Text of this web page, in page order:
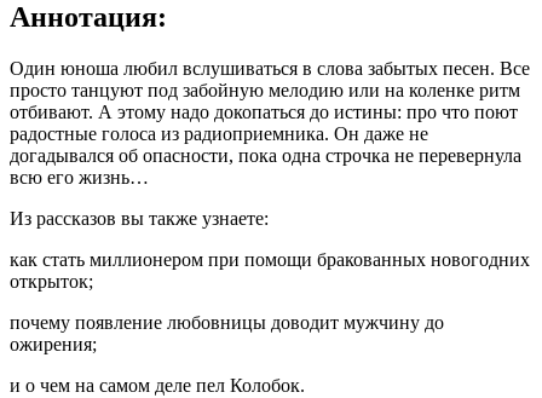
Аннотация:
Один юноша любил вслушиваться в слова забытых песен. Все
просто танцуют под забойную мелодию или на коленке ритм
отбивают. А этому надо докопаться до истины: про что поют
радостные голоса из радиоприемника. Он даже не
догадывался об опасности, пока одна строчка не перевернула
всю его жизнь…
Из рассказов вы также узнаете:
как стать миллионером при помощи бракованных новогодних
открыток;
почему появление любовницы доводит мужчину до
ожирения;
и о чем на самом деле пел Колобок.